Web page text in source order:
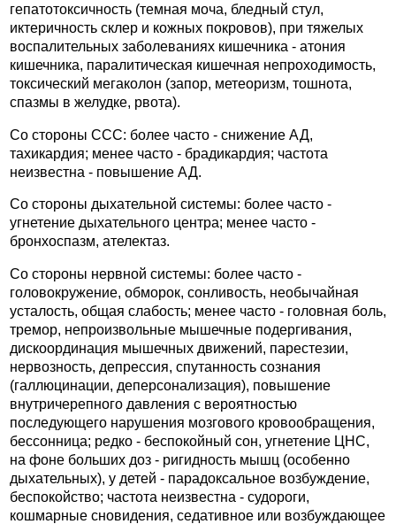
гепатотоксичность (темная моча, бледный стул,
иктеричность склер и кожных покровов), при тяжелых
воспалительных заболеваниях кишечника - атония
кишечника, паралитическая кишечная непроходимость,
токсический мегаколон (запор, метеоризм, тошнота,
спазмы в желудке, рвота).
Со стороны ССС: более часто - снижение АД,
тахикардия; менее часто - брадикардия; частота
неизвестна - повышение АД.
Со стороны дыхательной системы: более часто -
угнетение дыхательного центра; менее часто -
бронхоспазм, ателектаз.
Со стороны нервной системы: более часто -
головокружение, обморок, сонливость, необычайная
усталость, общая слабость; менее часто - головная боль,
тремор, непроизвольные мышечные подергивания,
дискоординация мышечных движений, парестезии,
нервозность, депрессия, спутанность сознания
(галлюцинации, деперсонализация), повышение
внутричерепного давления с вероятностью
последующего нарушения мозгового кровообращения,
бессонница; редко - беспокойный сон, угнетение ЦНС,
на фоне больших доз - ригидность мышц (особенно
дыхательных), у детей - парадоксальное возбуждение,
беспокойство; частота неизвестна - судороги,
кошмарные сновидения, седативное или возбуждающее